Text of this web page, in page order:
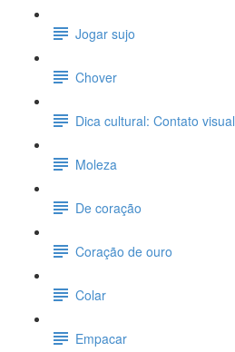
Jogar sujo
Chover
Dica cultural: Contato visual
Moleza
De coração
Coração de ouro
Colar
Empacar